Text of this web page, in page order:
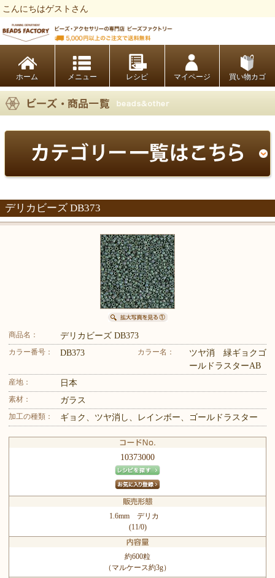
こんにちはゲストさん
ホーム レシピ マイページ 買い物カゴ
デリカビーズ DB373
商品名： デリカビーズ DB373
カラー番号： DB373 カラー名：
ツヤ消 緑ギョクゴ
ールドラスターAB
産地： 日本
素材： ガラス
加工の種類： ギョク、ツヤ消し、レインボー、ゴールドラスター
10373000
1.6mm デリカ
(11/0)
約600粒
（マルケース約3g）